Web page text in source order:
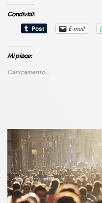
Condividi:
E-mail
Mi piace:
Caricamento...